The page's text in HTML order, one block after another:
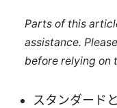
Parts of this
assistance.
before relying on
スタンダード